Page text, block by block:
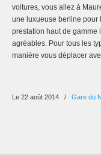
voitures, vous allez à
une luxueuse berline pour
prestation haut de gamme
agréables. Pour tous les
manière vous déplacer
Le 22 août 2014 / Gare du